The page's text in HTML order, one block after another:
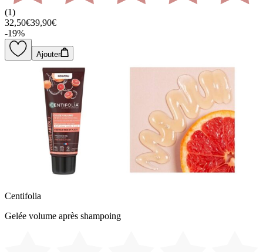
(1)
32,50€39,90€
-19%
Ajouter
Centifolia
Gelée volume après shampoing